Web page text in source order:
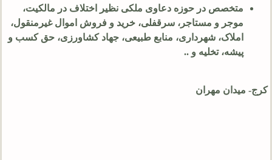
متخصص در حوزه دعاوی ملکی نظیر اختلاف در مالکیت،
موجر و مستاجر، سرقفلی، خرید و فروش اموال غیرمنقول،
املاک، شهرداری، منابع طبیعی، جهاد کشاورزی، حق کسب و
پیشه، تخلیه و ..
کرج- میدان مهران